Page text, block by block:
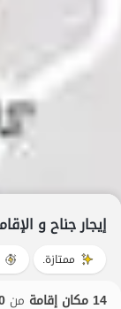
إيجار جناح و
ممتازة.
14 مكان إقامة من